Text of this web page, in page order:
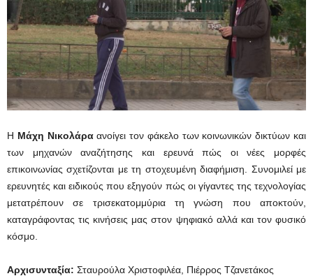
Η Μάχη Νικολάραανοίγει τον φάκελο των κοινωνικών δικτύων και
των μηχανών αναζήτησης και ερευνά πώς οι νέες μορφές
επικοινωνίας σχετίζονται με τη στοχευμένη διαφήμιση. Συνομιλεί με
ερευνητές και ειδικούς που εξηγούν πώς οι γίγαντες της τεχνολογίας
μετατρέπουν σε τρισεκατομμύρια τη γνώση που αποκτούν,
καταγράφοντας τις κινήσεις μας στον ψηφιακό αλλά και τον φυσικό
κόσμο.
Αρχισυνταξία: Σταυρούλα Χριστοφιλέα, Πιέρρος Τζανετάκος